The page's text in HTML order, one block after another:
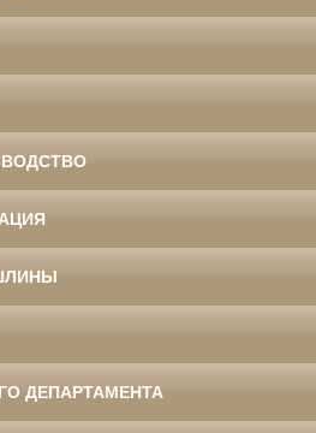
ДЕПАРТАМЕНТА